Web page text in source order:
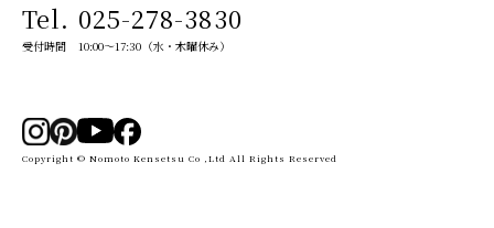
Tel. 025-278-3830
受付時間 10:00～17:30（水・木曜休み）
Copyright © Nomoto Kensetsu Co ,Ltd All Rights Reserved